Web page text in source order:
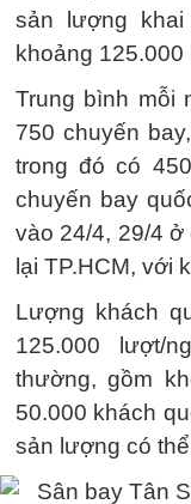
sản lượng
khoảng
Trung bình mỗi
750 chuyến
trong đó có
chuyến bay
vào 24/4, 29/4
lại TP.HCM, với
Lượng khách
125.000 lượt/
thường, gồm
50.000 khách
sản lượng có